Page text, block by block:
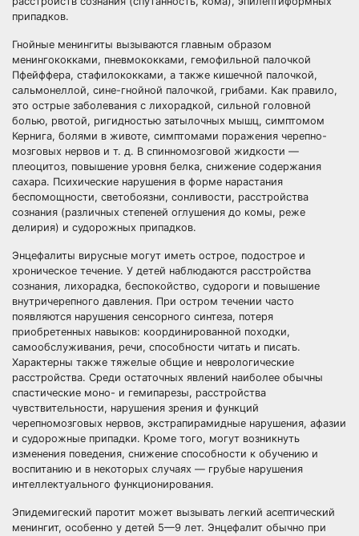
припадков.
Гнойные менингиты вызываются главным образом
менингококками, пневмококками, гемофильной палочкой
Пфейффера, стафилококками, а также кишечной палочкой,
сальмонеллой, сине-гнойной палочкой, грибами. Как правило,
это острые заболевания с лихорадкой, сильной головной
болью, рвотой, ригидностью затылочных мышц, симптомом
Кернига, болями в животе, симптомами поражения черепно-
мозговых нервов и т. д. В спинномозговой жидкости —
плеоцитоз, повышение уровня белка, снижение содержания
сахара. Психические нарушения в форме нарастания
беспомощности, светобоязни, сонливости, расстройства
сознания (различных степеней оглушения до комы, реже
делирия) и судорожных припадков.
Энцефалиты вирусные могут иметь острое, подострое и
хроническое течение. У детей наблюдаются расстройства
сознания, лихорадка, беспокойство, судороги и повышение
внутричерепного давления. При остром течении часто
появляются нарушения сенсорного синтеза, потеря
приобретенных навыков: координированной походки,
самообслуживания, речи, способности читать и писать.
Характерны также тяжелые общие и неврологические
расстройства. Среди остаточных явлений наиболее обычны
спастические моно- и гемипарезы, расстройства
чувствительности, нарушения зрения и функций
черепномозговых нервов, экстрапирамидные нарушения, афазии
и судорожные припадки. Кроме того, могут возникнуть
изменения поведения, снижение способности к обучению и
воспитанию и в некоторых случаях — грубые нарушения
интеллектуального функционирования.
Эпидемигеский паротит может вызывать легкий асептический
менингит, особенно у детей 5—9 лет. Энцефалит обычно при